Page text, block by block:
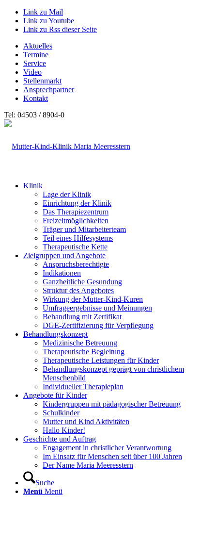
Link zu Mail
Link zu Youtube
Link zu Rss dieser Seite
Aktuelles
Termine
Service
Video
Stellenmarkt
Ansprechpartner
Kontakt
Tel: 04503 / 8904-0
Klinik
Lage der Klinik
Einrichtung der Klinik
Das Therapiezentrum
Freizeitmöglichkeiten
Träger und Mitarbeiterteam
Teil eines Hilfesystems
Therapeutische Kette
Zielgruppen und Angebote
Anspruchsberechtigte
Indikationen
Ganzheitliche Gesundung
Struktur des Angebotes
Wirkung der Mutter-Kind-Kuren
Umfrageergebnisse und Meinungen
Behandlung mit Zertifikat
DGE-Zertifizierung für Verpflegung
Behandlungskonzept
Medizinische Betreuung
Therapeutische Begleitung
Therapeutische Leistungen für Kinder
Behandlungskonzept geprägt von christlichem
Menschenbild
Individueller Therapieplan
Angebote für Kinder
Kindergruppen mit pädagogischer Betreuung
Schulkinder
Mutter und Kind Aktivitäten
Hallo Kinder!
Geschichte und Auftrag
Engagement in christlicher Verantwortung
Im Einsatz für Menschen seit über 100 Jahren
Der Name Maria Meeresstern
Suche
Menü Menü